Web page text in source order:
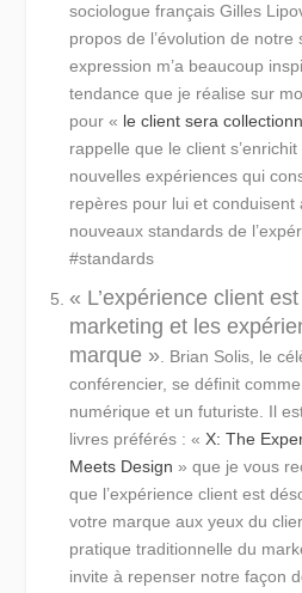
sociologue français Gilles
propos de l’évolution de notre
expression m’a beaucoup
tendance que je réalise sur
pour « le client sera
rappelle que le client
nouvelles expériences qui
repères pour lui et conduisent
nouveaux standards de
#standards
« L’expérience client
marketing et les
marque » . Brian Solis, le
conférencier, se définit
numérique et un futuriste. Il
livres préférés : « X: The
Meets Design » que je vous
que l’expérience client est
votre marque aux yeux du
pratique traditionnelle du
invite à repenser notre façon